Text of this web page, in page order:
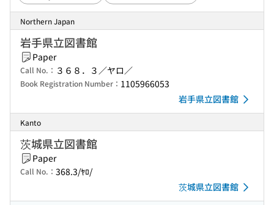
Northern Japan
岩手県立図書館
Paper
Call No.： ３６８．３／ヤロ／
Book Registration Number： 1105966053
岩手県立図書館
Kanto
茨城県立図書館
Paper
Call No.： 368.3/ﾔﾛ/
茨城県立図書館